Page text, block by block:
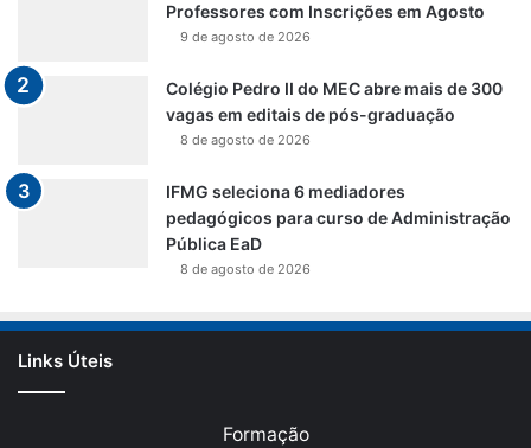
Professores com Inscrições em Agosto
9 de agosto de 2026
Colégio Pedro II do MEC abre mais de 300
vagas em editais de pós-graduação
8 de agosto de 2026
IFMG seleciona 6 mediadores
pedagógicos para curso de Administração
Pública EaD
8 de agosto de 2026
Links Úteis
Formação